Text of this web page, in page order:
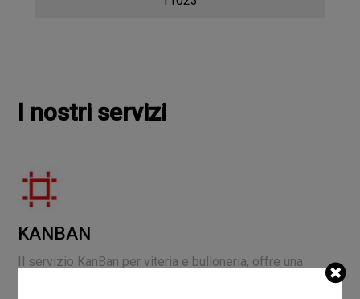
I nostri servizi
KANBAN
Il servizio KanBan per viteria e bulloneria, offre una
che può risolvere i tuoi problemi di